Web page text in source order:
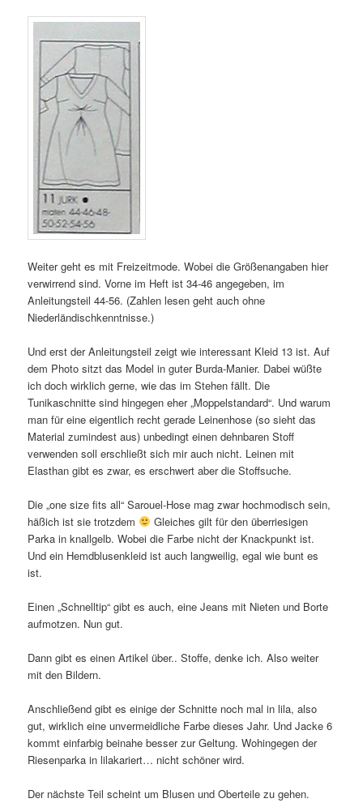
Weiter geht es mit Freizeitmode. Wobei die Größenangaben hier
verwirrend sind. Vorne im Heft ist 34-46 angegeben, im
Anleitungsteil 44-56. (Zahlen lesen geht auch ohne
Niederländischkenntnisse.)
Und erst der Anleitungsteil zeigt wie interessant Kleid 13 ist. Auf
dem Photo sitzt das Model in guter Burda-Manier. Dabei wüßte
ich doch wirklich gerne, wie das im Stehen fällt. Die
Tunikaschnitte sind hingegen eher „Moppelstandard“. Und warum
man für eine eigentlich recht gerade Leinenhose (so sieht das
Material zumindest aus) unbedingt einen dehnbaren Stoff
verwenden soll erschließt sich mir auch nicht. Leinen mit
Elasthan gibt es zwar, es erschwert aber die Stoffsuche.
Die „one size fits all“ Sarouel-Hose mag zwar hochmodisch sein,
häßich ist sie trotzdem
Gleiches gilt für den überriesigen
Parka in knallgelb. Wobei die Farbe nicht der Knackpunkt ist.
Und ein Hemdblusenkleid ist auch langweilig, egal wie bunt es
ist.
Einen „Schnelltip“ gibt es auch, eine Jeans mit Nieten und Borte
aufmotzen. Nun gut.
Dann gibt es einen Artikel über.. Stoffe, denke ich. Also weiter
mit den Bildern.
Anschließend gibt es einige der Schnitte noch mal in lila, also
gut, wirklich eine unvermeidliche Farbe dieses Jahr. Und Jacke 6
kommt einfarbig beinahe besser zur Geltung. Wohingegen der
Riesenparka in lilakariert… nicht schöner wird.
Der nächste Teil scheint um Blusen und Oberteile zu gehen.